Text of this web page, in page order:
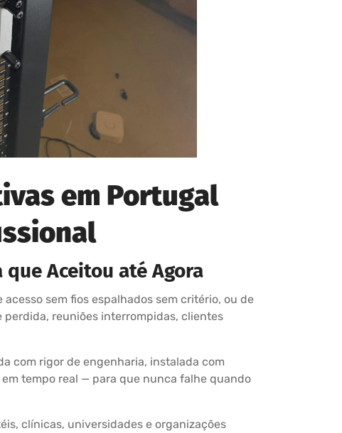
em Portugal
que Aceitou até Agora
sem fios espalhados sem critério, ou de
perdida, reuniões interrompidas, clientes
com rigor de engenharia, instalada com
tempo real — para que nunca falhe quando
clínicas, universidades e organizações